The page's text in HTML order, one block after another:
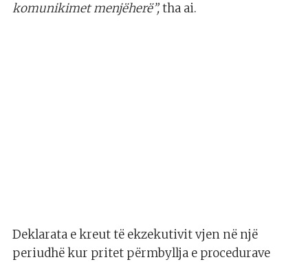
komunikimet menjëherë”,tha ai.
Deklarata e kreut të ekzekutivit vjen në një
periudhë kur pritet përmbyllja e procedurave